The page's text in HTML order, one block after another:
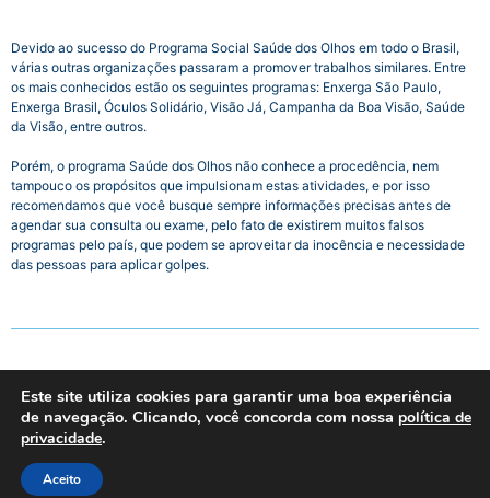
Devido ao sucesso do Programa Social Saúde dos Olhos em todo o Brasil,
várias outras organizações passaram a promover trabalhos similares. Entre
os mais conhecidos estão os seguintes programas: Enxerga São Paulo,
Enxerga Brasil, Óculos Solidário, Visão Já, Campanha da Boa Visão, Saúde
da Visão, entre outros.
Porém, o programa Saúde dos Olhos não conhece a procedência, nem
tampouco os propósitos que impulsionam estas atividades, e por isso
recomendamos que você busque sempre informações precisas antes de
agendar sua consulta ou exame, pelo fato de existirem muitos falsos
programas pelo país, que podem se aproveitar da inocência e necessidade
das pessoas para aplicar golpes.
Página inicial
Nosso Whatsapp
Este site utiliza cookies para garantir uma boa experiência
de navegação. Clicando, você concorda com nossa política de
privacidade.
Aceito